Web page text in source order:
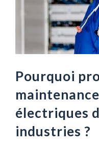
Pourquoi
électriques
industries ?